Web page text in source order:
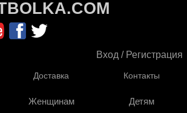
Вход / Регистрация
Доставка Контакты
Женщинам Детям